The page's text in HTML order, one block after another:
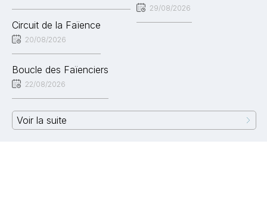
Circuit de la Faïence
20/08/2026
Boucle des Faïenciers
22/08/2026
29/08/2026
Voir la suite